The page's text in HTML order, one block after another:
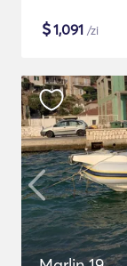
$1,091 /zi